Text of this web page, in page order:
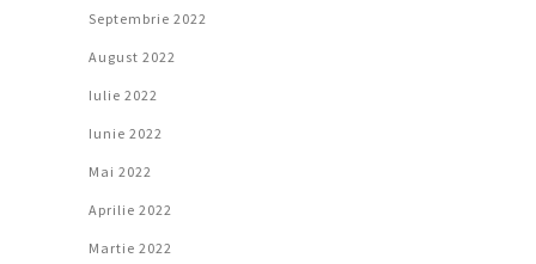
Septembrie 2022
August 2022
Iulie 2022
Iunie 2022
Mai 2022
Aprilie 2022
Martie 2022